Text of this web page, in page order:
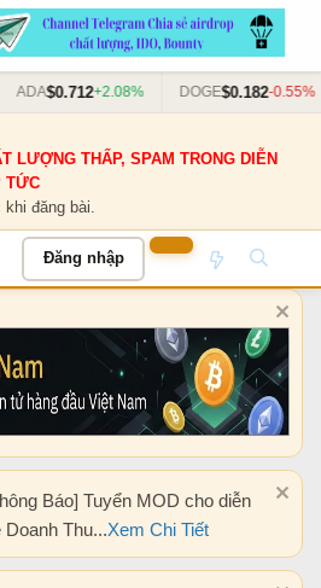
ADA$0.712+2.08% DOGE$0.182-0.55%
LƯỢNG THẤP, SPAM TRONG DIỄN
TỨC
đăng bài.
Đăng nhập
Báo] Tuyển MOD cho diễn
Thu...Xem Chi Tiết